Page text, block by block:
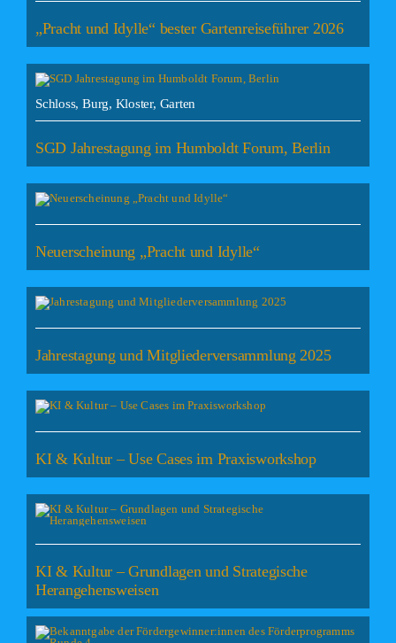
„Pracht und Idylle“ bester Gartenreiseführer 2026
Schloss, Burg, Kloster, Garten
SGD Jahrestagung im Humboldt Forum, Berlin
Neuerscheinung „Pracht und Idylle“
Jahrestagung und Mitgliederversammlung 2025
KI & Kultur – Use Cases im Praxisworkshop
KI & Kultur – Grundlagen und Strategische
Herangehensweisen